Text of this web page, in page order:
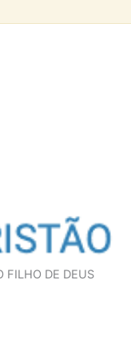
FILHO DE DEUS